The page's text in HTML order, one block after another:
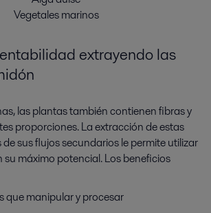
Vegetales marinos
extrayendo las
las plantas también contienen fibras y
proporciones. La extracción de estas
sus flujos secundarios le permite utilizar
su máximo potencial. Los beneficios
que manipular y procesar